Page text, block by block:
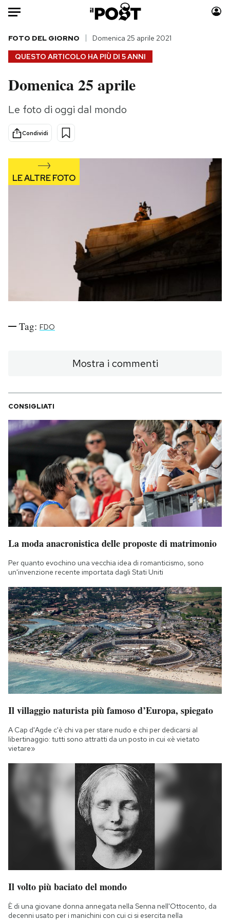
Auto
HOME
Italia
Politica
Tecnologia
Scienza
Cultura
Moda
Media
Mondiali calcio 2026
AREA PERSONALE
Area Personale
Newsletter
Notifiche mobile
Regala il Post
Hai bisogno di aiuto?
Esci
QUESTO ARTICOLO HA PIÙ DI 5 ANNI
FOTO DEL GIORNO Domenica 25 aprile 2021
Domenica 25 aprile
Le foto di oggi dal mondo
Condividi
Tag: FDO
Mostra i commenti
CONSIGLIATI
La moda anacronistica delle proposte di matrimonio
Per quanto evochino una vecchia idea di romanticismo, sono
un'invenzione recente importata dagli Stati Uniti
Il villaggio naturista più famoso d’Europa, spiegato
A Cap d'Agde c'è chi va per stare nudo e chi per dedicarsi al
libertinaggio: tutti sono attratti da un posto in cui «è vietato
vietare»
Il volto più baciato del mondo
È di una giovane donna annegata nella Senna nell'Ottocento, da
decenni usato per i manichini con cui ci si esercita nella